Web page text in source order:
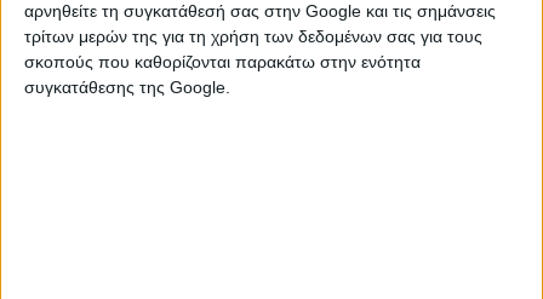
αρνηθείτε τη συγκατάθεσή σας στην Google και τις σημάνσεις
τρίτων μερών της για τη χρήση των δεδομένων σας για τους
σκοπούς που καθορίζονται παρακάτω στην ενότητα
συγκατάθεσης της Google.
Επικοινωνήστε με τον αγγελιοδότη
Αγγελία από Ιδιώτη